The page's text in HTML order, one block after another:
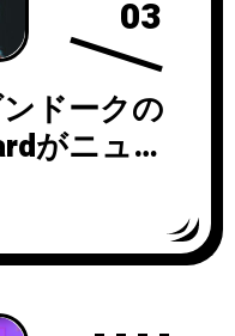
03
ドークの
がニュー
』をリ
ら「Still」